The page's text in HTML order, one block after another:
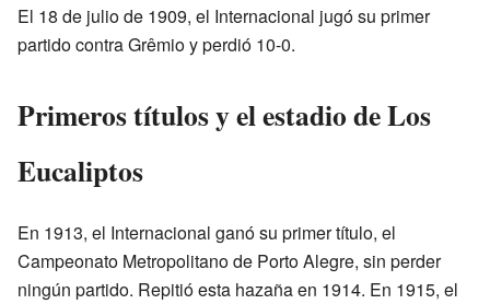
El 18 de julio de 1909, el Internacional jugó su primer
partido contra Grêmio y perdió 10-0.
Primeros títulos y el estadio de Los
Eucaliptos
En 1913, el Internacional ganó su primer título, el
Campeonato Metropolitano de Porto Alegre, sin perder
ningún partido. Repitió esta hazaña en 1914. En 1915, el